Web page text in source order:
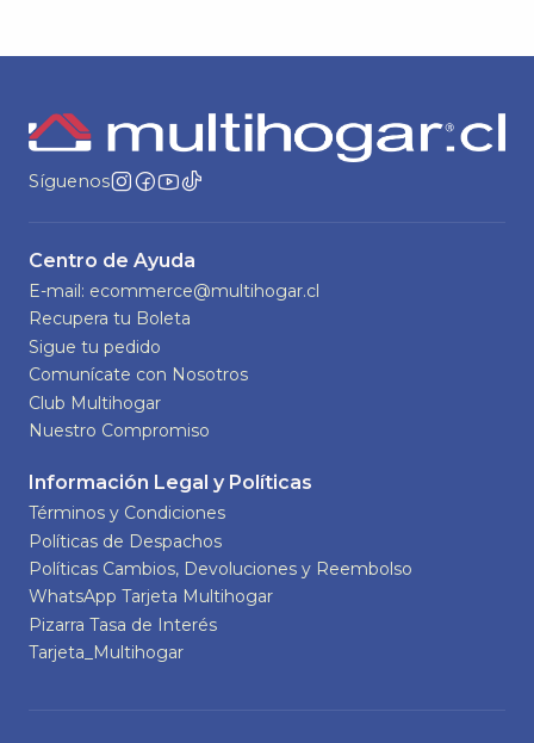
Síguenos
Centro de Ayuda
E-mail: ecommerce@multihogar.cl
Recupera tu Boleta
Sigue tu pedido
Comunícate con Nosotros
Club Multihogar
Nuestro Compromiso
Información Legal y Políticas
Términos y Condiciones
Políticas de Despachos
Políticas Cambios, Devoluciones y Reembolso
WhatsApp Tarjeta Multihogar
Pizarra Tasa de Interés
Tarjeta_Multihogar